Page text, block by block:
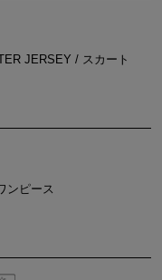
JERSEY / スカート
ンピース